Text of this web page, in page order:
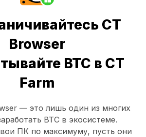
CT
Browser
BTC в CT
Farm
— это лишь один из многих
BTC в экосистеме.
ПК по максимуму, пусть они